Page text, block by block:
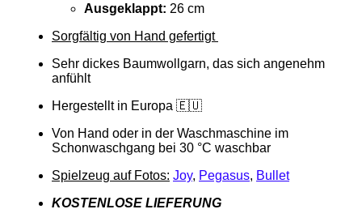
Ausgeklappt: 26 cm
Sorgfältig von Hand gefertigt
Sehr dickes Baumwollgarn, das sich angenehm
anfühlt
Hergestellt in Europa 🇪🇺
Von Hand oder in der Waschmaschine im
Schonwaschgang bei 30 °C waschbar
Spielzeug auf Fotos: Joy, Pegasus, Bullet
KOSTENLOSE LIEFERUNG